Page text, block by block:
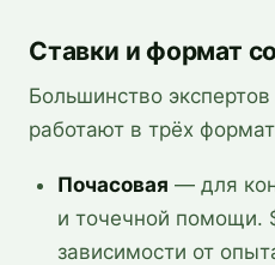
Ставки и формат
Большинство
работают в трёх
Почасовая — для
и точечной помощи.
зависимости от